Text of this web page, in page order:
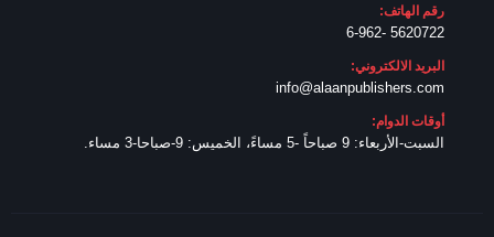
رقم الهاتف:
5620722 -6-962
البريد الالكتروني:
info@alaanpublishers.com
أوقات الدوام:
السبت-الأربعاء: 9 صباحاً -5 مساءً، الخميس: 9-صباحا-3 مساء.